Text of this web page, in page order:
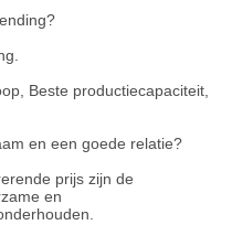
Beste productiecapaciteit,
en een goede relatie?
prijs zijn de
en